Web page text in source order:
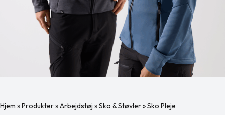
Hjem »Produkter»Arbejdstøj »Sko & Støvler»Sko Pleje